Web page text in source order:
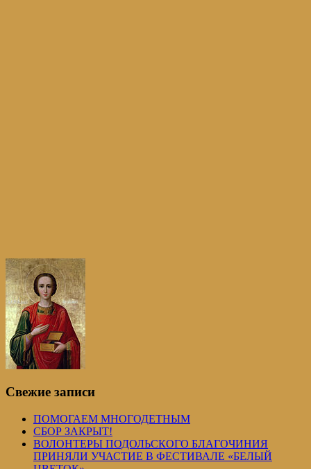
Свежие записи
ПОМОГАЕМ МНОГОДЕТНЫМ
СБОР ЗАКРЫТ!
ВОЛОНТЕРЫ ПОДОЛЬСКОГО БЛАГОЧИНИЯ
ПРИНЯЛИ УЧАСТИЕ В ФЕСТИВАЛЕ «БЕЛЫЙ